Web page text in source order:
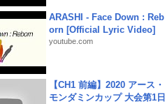
ARASHI - Face Down : Reb
orn [Official Lyric Video]
youtube.com
【CH1 前編】2020 アース・
モンダミンカップ 大会第1日